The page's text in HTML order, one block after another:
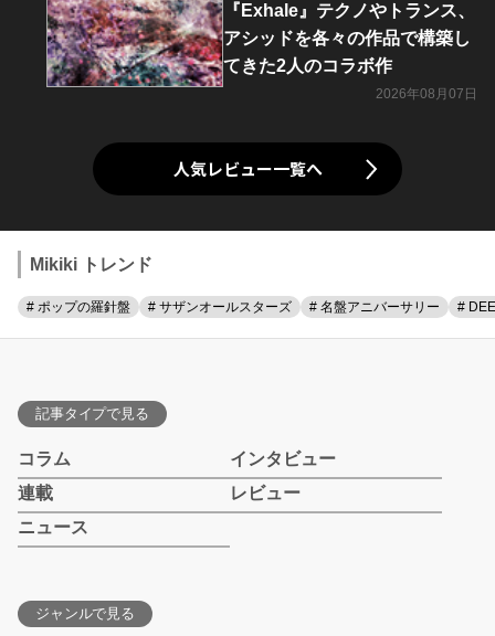
『Exhale』テクノやトランス、
アシッドを各々の作品で構築し
てきた2人のコラボ作
2026年08月07日
人気レビュー一覧へ
Mikiki トレンド
# ポップの羅針盤 # サザンオールスターズ # 名盤アニバーサリー #
記事タイプで見る
コラム
インタビュー
連載
レビュー
ニュース
ジャンルで見る